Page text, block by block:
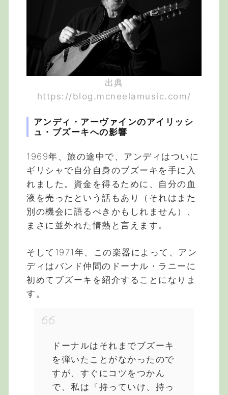
出典
https://blog.mcneelamusic.com/
アンディ・アーヴァインのアイリッシ
ュ・ブズーキへの影響
1969年、旅の途中で、アンディはついに
ギリシャで自分自身のブズーキを手に入
れました。資金を得るために、自分の血
液を売ったという話もあり（それはまた
別の機会に語るべきかもしれません）、
まさに並外れた情熱と言えます。
そして1971年、この楽器によって、アン
ディはバンド仲間のドーナル・ラニーに
初めてブズーキを紹介することになりま
す。
ドーナルはそれまでブズーキ
を弾いたことがなかったので
すが、すぐにコツをつかん
で、私は『持っていけ、持っ